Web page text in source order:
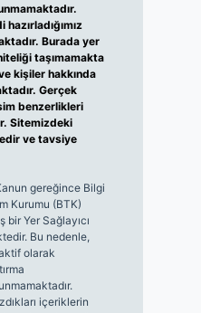
Burada yer
taşımamakta
kişiler hakkında
Gerçek
benzerlikleri
Sitemizdeki
ve tavsiye
gereğince Bilgi
Kurumu (BTK)
bir Yer Sağlayıcı
Bu nedenle,
olarak
içeriklerin